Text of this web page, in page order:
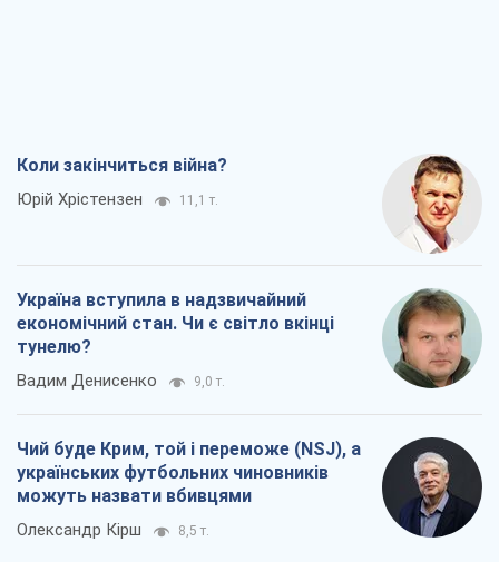
Коли закінчиться війна?
Юрій Хрістензен 11,1 т.
Україна вступила в надзвичайний
економічний стан. Чи є світло вкінці
тунелю?
Вадим Денисенко 9,0 т.
Чий буде Крим, той і переможе (NSJ), а
українських футбольних чиновників
можуть назвати вбивцями
Олександр Кірш 8,5 т.